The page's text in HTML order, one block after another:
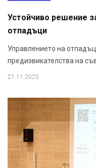
Устойчиво решение
отпадъци
Управлението на
предизвикателства на
21.11.2025